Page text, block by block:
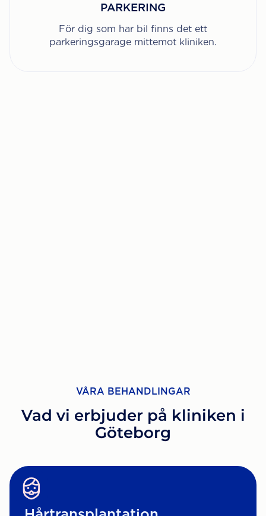
PARKERING
För dig som har bil finns det ett
parkeringsgarage mittemot kliniken.
VÅRA BEHANDLINGAR
Vad vi erbjuder på kliniken i
Göteborg